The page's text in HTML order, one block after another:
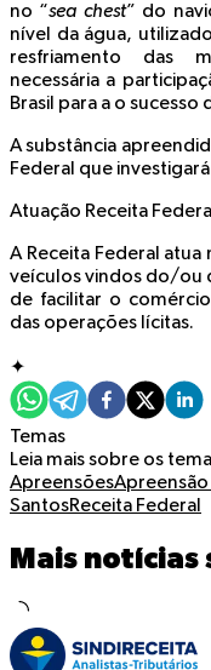
no “sea chest” do
nível da água,
resfriamento das
necessária a
Brasil para a o sucesso
A substância
Federal que
Atuação Receita Federal
A Receita Federal
veículos vindos do/ou
de facilitar o
das operações lícitas.
✦
Temas
Leia mais sobre os
Apreensões
SantosReceita Federal
Mais notícias